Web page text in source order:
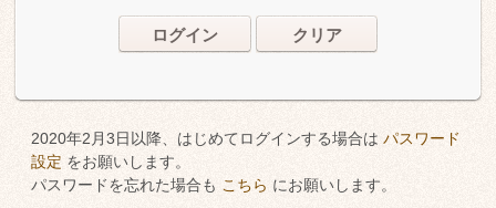
ログイン クリア
2020年2月3日以降、はじめてログインする場合は パスワード
設定 をお願いします。
パスワードを忘れた場合も こちら にお願いします。